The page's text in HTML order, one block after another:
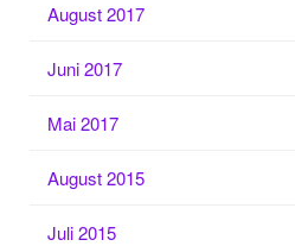
August 2017
Juni 2017
Mai 2017
August 2015
Juli 2015